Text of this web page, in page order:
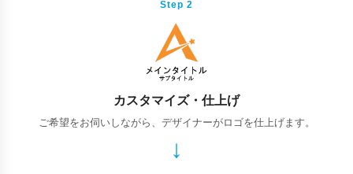
Step 2
カスタマイズ・仕上げ
ご希望をお伺いしながら、デザイナーがロゴを仕上げます。